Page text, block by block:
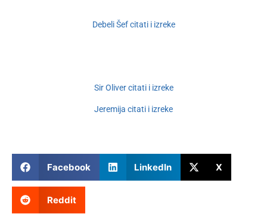
Sir Oliver citati i izreke
Jeremija citati i izreke
Debeli Šef citati i izreke
Facebook LinkedIn X
Reddit